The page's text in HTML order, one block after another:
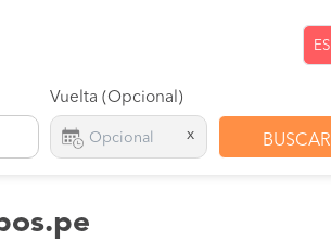
ES
Vuelta (Opcional)
x BUSCAR